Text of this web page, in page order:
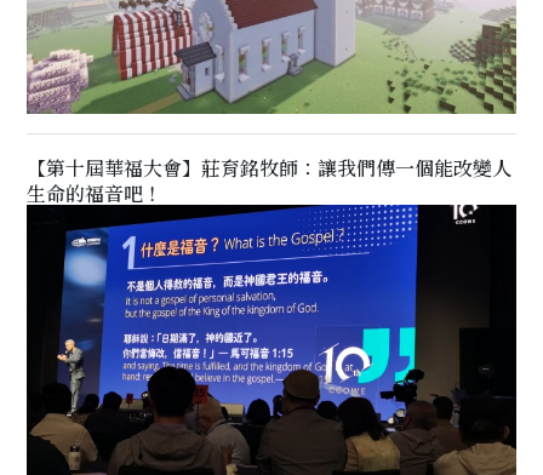
【第十屆華福大會】莊育銘牧師：讓我們傳一個能改變人
生命的福音吧！